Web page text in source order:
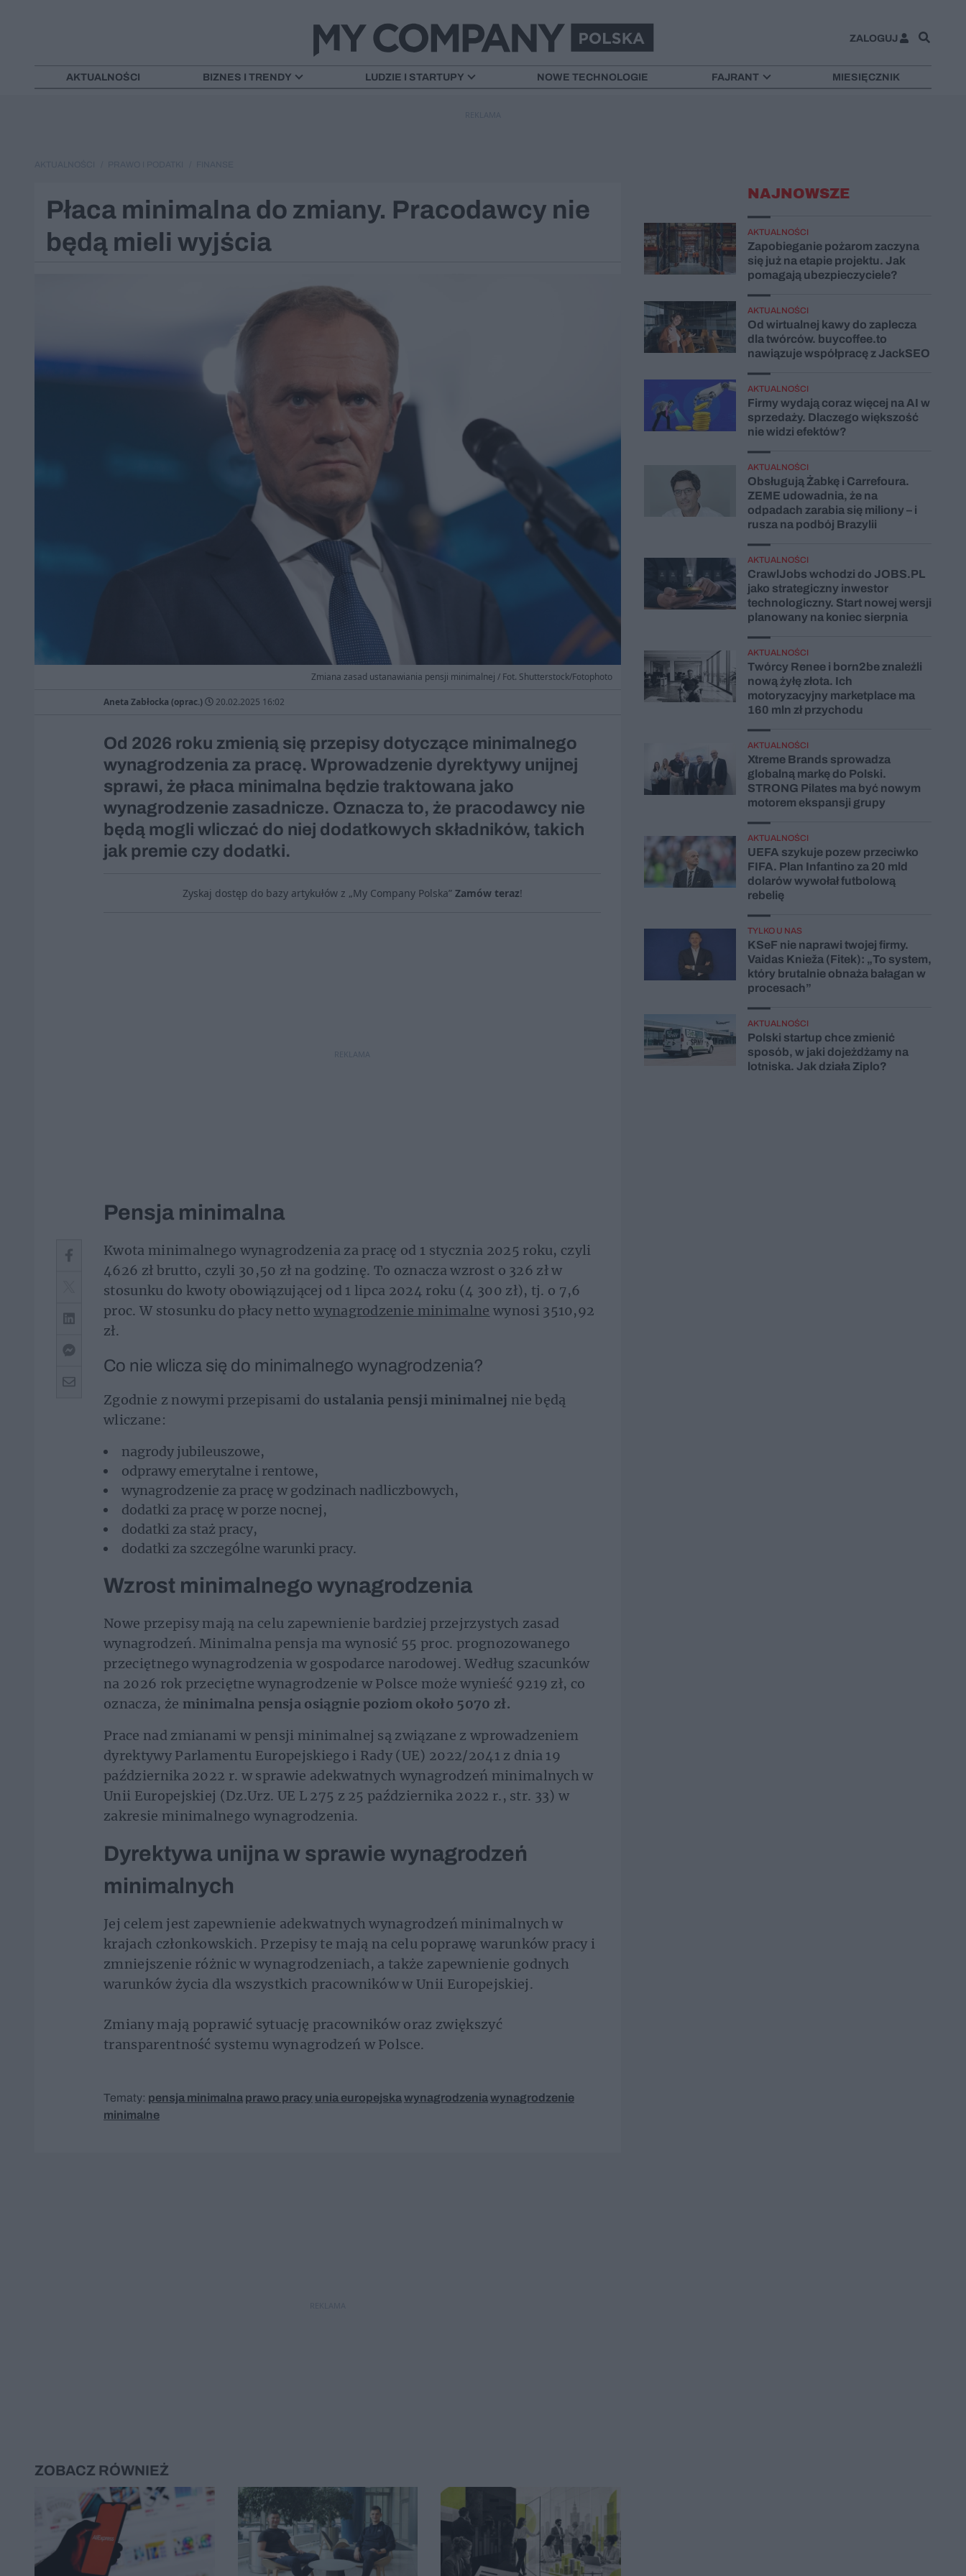
ZALOGUJ
AKTUALNOŚCI BIZNES I TRENDY LUDZIE I STARTUPY NOWE TECHNOLOGIE FAJRANT MIESIĘCZNIK
Płaca minimalna do zmiany. Pracodawcy nie
będą mieli wyjścia
Zmiana zasad ustanawiania pensji minimalnej / Fot. Shutterstock/Fotophoto
Aneta Zabłocka (oprac.) 20.02.2025 16:02
Od 2026 roku zmienią się przepisy dotyczące minimalnego
wynagrodzenia za pracę. Wprowadzenie dyrektywy unijnej
sprawi, że płaca minimalna będzie traktowana jako
wynagrodzenie zasadnicze. Oznacza to, że pracodawcy nie
będą mogli wliczać do niej dodatkowych składników, takich
jak premie czy dodatki.
Zyskaj dostęp do bazy artykułów z „My Company Polska” Zamów teraz!
REKLAMA
Pensja minimalna
Kwota minimalnego wynagrodzenia za pracę od 1 stycznia 2025 roku, czyli
4626 zł brutto, czyli 30,50 zł na godzinę. To oznacza wzrost o 326 zł w
stosunku do kwoty obowiązującej od 1 lipca 2024 roku (4 300 zł), tj. o 7,6
proc. W stosunku do płacy nettowynagrodzenie minimalne wynosi 3510,92
zł.
Co nie wlicza się do minimalnego wynagrodzenia?
Zgodnie z nowymi przepisami do ustalania pensji minimalnej nie będą
wliczane:
nagrody jubileuszowe,
odprawy emerytalne i rentowe,
wynagrodzenie za pracę w godzinach nadliczbowych,
dodatki za pracę w porze nocnej,
dodatki za staż pracy,
dodatki za szczególne warunki pracy.
Wzrost minimalnego wynagrodzenia
Nowe przepisy mają na celu zapewnienie bardziej przejrzystych zasad
wynagrodzeń. Minimalna pensja ma wynosić 55 proc. prognozowanego
przeciętnego wynagrodzenia w gospodarce narodowej. Według szacunków
na 2026 rok przeciętne wynagrodzenie w Polsce może wynieść 9219 zł, co
oznacza, że minimalna pensja osiągnie poziom około 5070 zł.
Prace nad zmianami w pensji minimalnej są związane z wprowadzeniem
dyrektywy Parlamentu Europejskiego i Rady (UE) 2022/2041 z dnia 19
października 2022 r. w sprawie adekwatnych wynagrodzeń minimalnych w
Unii Europejskiej (Dz.Urz. UE L 275 z 25 października 2022 r., str. 33) w
zakresie minimalnego wynagrodzenia.
Dyrektywa unijna w sprawie wynagrodzeń
minimalnych
Jej celem jest zapewnienie adekwatnych wynagrodzeń minimalnych w
krajach członkowskich. Przepisy te mają na celu poprawę warunków pracy i
zmniejszenie różnic w wynagrodzeniach, a także zapewnienie godnych
warunków życia dla wszystkich pracowników w Unii Europejskiej.
Zmiany mają poprawić sytuację pracowników oraz zwiększyć
transparentność systemu wynagrodzeń w Polsce.
Tematy: pensja minimalna prawo pracy unia europejskawynagrodzeniawynagrodzenie
minimalne
ZOBACZ RÓWNIEŻ
NAJNOWSZE
AKTUALNOŚCI
Zapobieganie pożarom zaczyna
się już na etapie projektu. Jak
pomagają ubezpieczyciele?
AKTUALNOŚCI
Od wirtualnej kawy do zaplecza
dla twórców. buycoffee.to
nawiązuje współpracę z JackSEO
AKTUALNOŚCI
Firmy wydają coraz więcej na AI w
sprzedaży. Dlaczego większość
nie widzi efektów?
AKTUALNOŚCI
Obsługują Żabkę i Carrefoura.
ZEME udowadnia, że na
odpadach zarabia się miliony – i
rusza na podbój Brazylii
AKTUALNOŚCI
CrawlJobs wchodzi do JOBS.PL
jako strategiczny inwestor
technologiczny. Start nowej wersji
planowany na koniec sierpnia
AKTUALNOŚCI
Twórcy Renee i born2be znaleźli
nową żyłę złota. Ich
motoryzacyjny marketplace ma
160 mln zł przychodu
AKTUALNOŚCI
Xtreme Brands sprowadza
globalną markę do Polski.
STRONG Pilates ma być nowym
motorem ekspansji grupy
AKTUALNOŚCI
UEFA szykuje pozew przeciwko
FIFA. Plan Infantino za 20 mld
dolarów wywołał futbolową
rebelię
TYLKO U NAS
KSeF nie naprawi twojej firmy.
Vaidas Knieža (Fitek): „To system,
który brutalnie obnaża bałagan w
procesach”
AKTUALNOŚCI
Polski startup chce zmienić
sposób, w jaki dojeżdżamy na
lotniska. Jak działa Ziplo?